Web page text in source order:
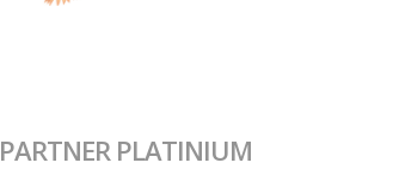
PARTNER PLATINIUM